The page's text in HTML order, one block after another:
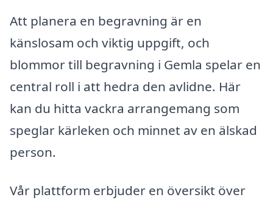
Att planera en begravning är en
känslosam och viktig uppgift, och
blommor till begravning i Gemla spelar en
central roll i att hedra den avlidne. Här
kan du hitta vackra arrangemang som
speglar kärleken och minnet av en älskad
person.
Vår plattform erbjuder en översikt över